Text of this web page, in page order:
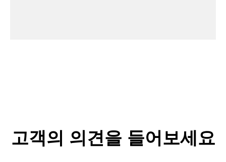
고객의 의견을 들어보세요